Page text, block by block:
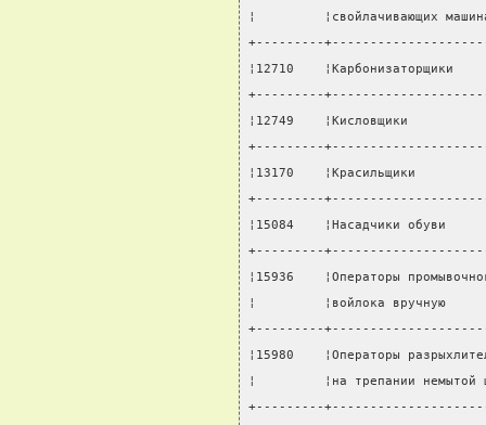
¦
+---------
¦12710
+---------
¦12749    ¦Кисловщики
+---------
¦13170
+---------
¦15084    ¦Насадчики
+---------
¦15936    ¦Операторы
¦         ¦войлока
+---------
¦15980    ¦Операторы
¦         ¦на трепании
+---------